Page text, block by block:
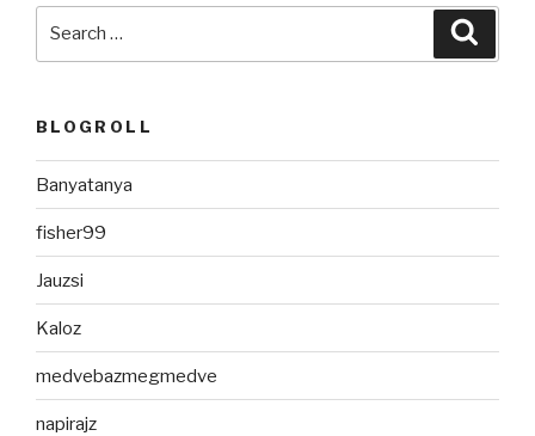
BLOGROLL
Banyatanya
fisher99
Jauzsi
Kaloz
medvebazmegmedve
napirajz